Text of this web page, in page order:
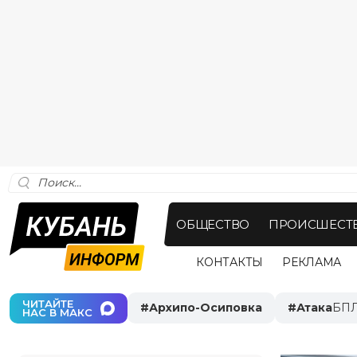
ОБЩЕСТВО
КОНТАКТЫ РЕКЛАМА
ЧИТАЙТЕ
НАС В MАКС #Архипо-Осиповка #Атака